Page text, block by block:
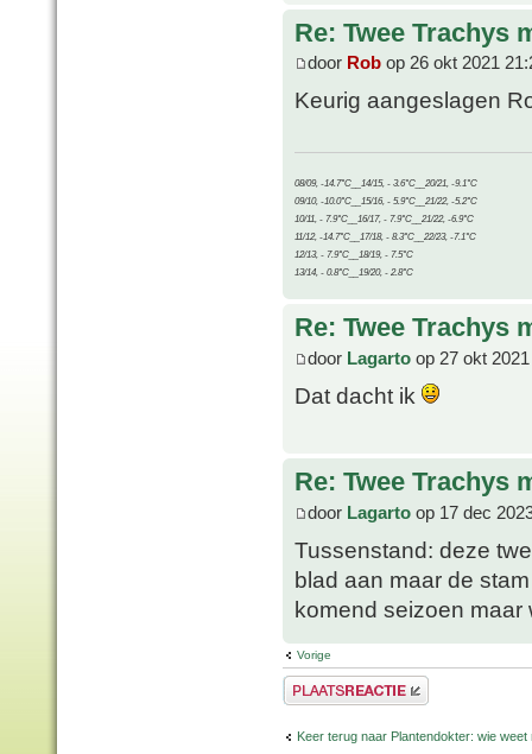
Re: Twee Trachys
door Rob op 26 okt 2021
Keurig aangeslagen
08/09, -14.7°C__14/15, - 3.6°C__20/21, -9.1°C
09/10, -10.0°C__15/16, - 5.9°C__21/22, -5.2°C
10/11, - 7.9°C__16/17, - 7.9°C__21/22, -6.9°C
11/12, -14.7°C__17/18, - 8.3°C__22/23, -7.1°C
12/13, - 7.9°C__18/19, - 7.5°C
13/14, - 0.8°C__19/20, - 2.8°C
Re: Twee Trachys
door Lagarto op 27 okt
Dat dacht ik
Re: Twee Trachys
door Lagarto op 17 dec
Tussenstand: deze
blad aan maar de
komend seizoen maar
Vorige
Plaats een reactie
Keer terug naar Plantendokter: wie weet